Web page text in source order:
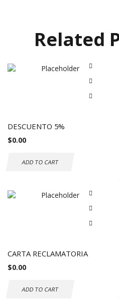
Related
DESCUENTO 5%
$0.00
ADD TO CART
CARTA RECLAMATORIA
$0.00
ADD TO CART